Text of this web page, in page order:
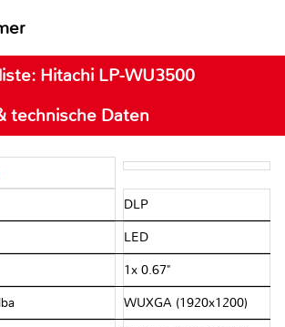
Hitachi LP-WU3500
technische Daten
DLP
LED
1x 0.67"
WUXGA (1920x1200)